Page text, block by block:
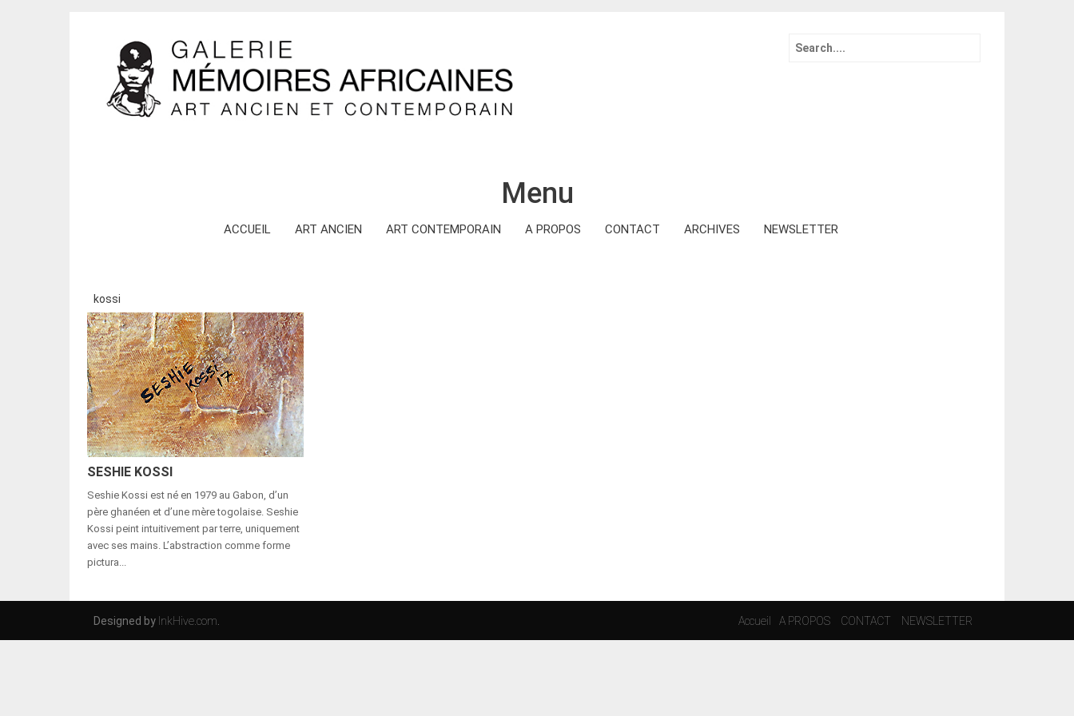
Search
Menu
ACCUEIL ART ANCIEN ART CONTEMPORAIN A PROPOS CONTACT ARCHIVES NEWSLETTER
kossi
SESHIE KOSSI
Seshie Kossi est né en 1979 au Gabon, d’un
père ghanéen et d’une mère togolaise. Seshie
Kossi peint intuitivement par terre, uniquement
avec ses mains. L’abstraction comme forme
pictura...
Designed by InkHive.com Accueil A PROPOS CONTACT NEWSLETTER